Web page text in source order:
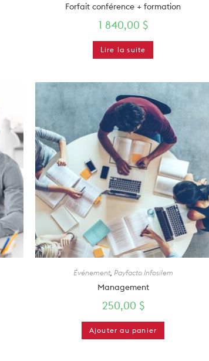
Forfait conférence + formation
1 840,00 $
Lire la suite
Événement, Payfacto Infosilem
Management
250,00 $
Ajouter au panier